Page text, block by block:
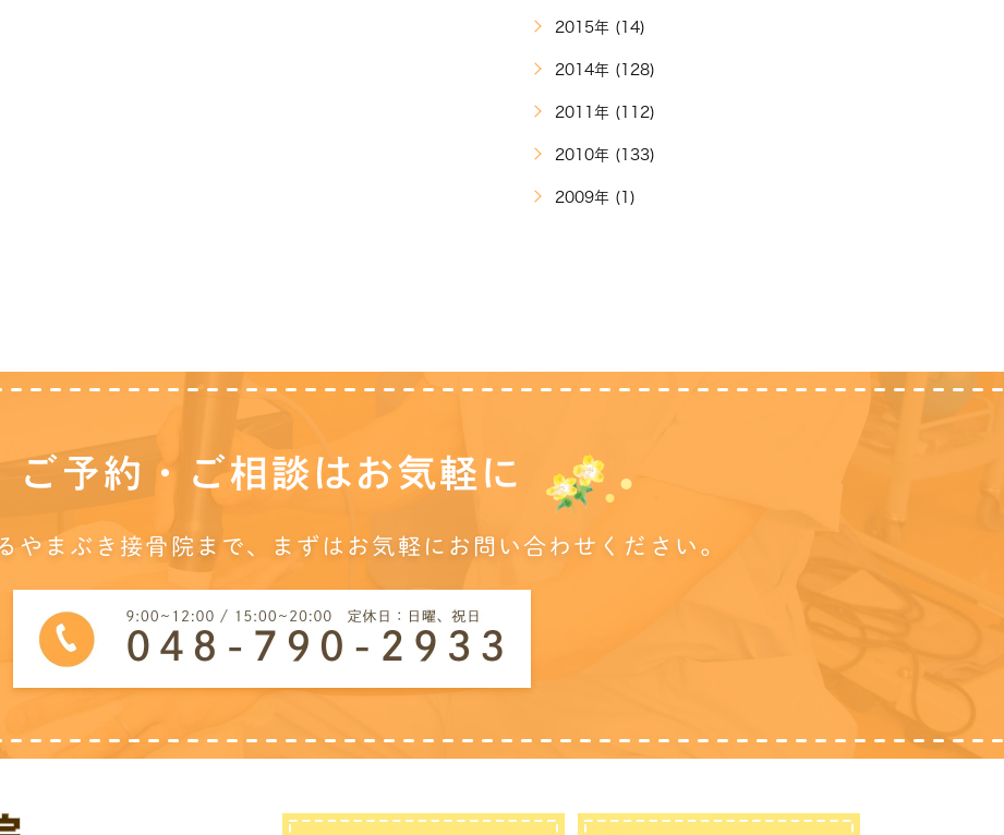
2015年 (14)
2014年 (128)
2011年 (112)
2010年 (133)
2009年 (1)
ご予約・ご相談は お気軽に
やまぶき接骨院まで、 まずはお気軽にお問い合わせください。